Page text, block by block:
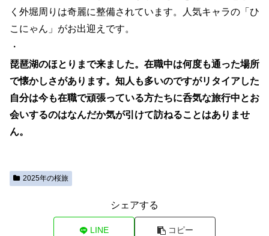
く外堀周りは奇麗に整備されています。人気キャラの「ひ
こにゃん」がお出迎えです。
・
琵琶湖のほとりまで来ました。在職中は何度も通った場所
で懐かしさがあります。知人も多いのですがリタイアした
自分は今も在職で頑張っている方たちに呑気な旅行中とお
会いするのはなんだか気が引けて訪ねることはありませ
ん。
2025年の桜旅
シェアする
LINE コピー